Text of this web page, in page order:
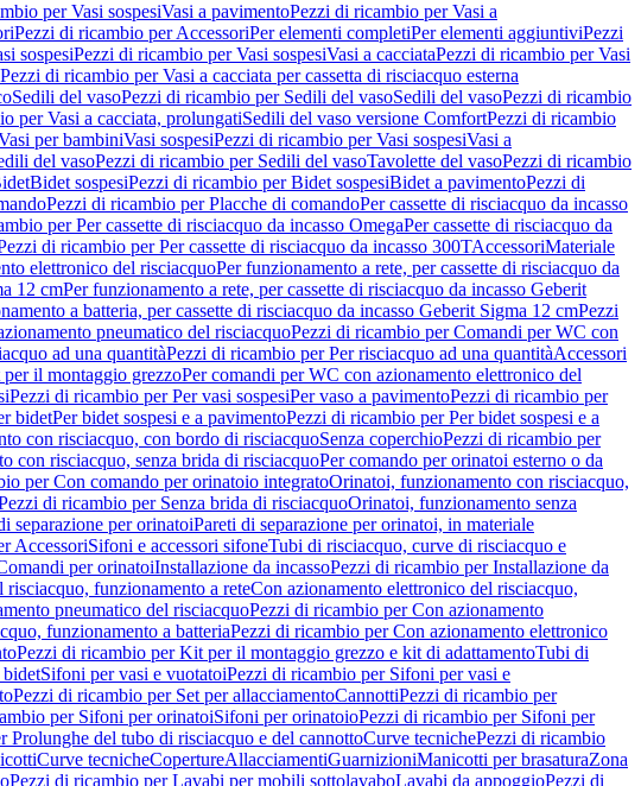
per Vasi sospesiVasi a pavimentoPezzi di ricambio per Vasi a
Pezzi di ricambio per AccessoriPer elementi completiPer elementi aggiuntiviPezzi
sospesiPezzi di ricambio per Vasi sospesiVasi a cacciataPezzi di ricambio per Vasi
Pezzi di ricambio per Vasi a cacciata per cassetta di risciacquo esterna
Sedili del vasoPezzi di ricambio per Sedili del vasoSedili del vasoPezzi di ricambio
per Vasi a cacciata, prolungatiSedili del vaso versione ComfortPezzi di ricambio
per bambiniVasi sospesiPezzi di ricambio per Vasi sospesiVasi a
del vasoPezzi di ricambio per Sedili del vasoTavolette del vasoPezzi di ricambio
Bidet sospesiPezzi di ricambio per Bidet sospesiBidet a pavimentoPezzi di
Pezzi di ricambio per Placche di comandoPer cassette di risciacquo da incasso
per Per cassette di risciacquo da incasso OmegaPer cassette di risciacquo da
di ricambio per Per cassette di risciacquo da incasso 300TAccessoriMateriale
elettronico del risciacquoPer funzionamento a rete, per cassette di risciacquo da
12 cmPer funzionamento a rete, per cassette di risciacquo da incasso Geberit
a batteria, per cassette di risciacquo da incasso Geberit Sigma 12 cmPezzi
pneumatico del risciacquoPezzi di ricambio per Comandi per WC con
ad una quantitàPezzi di ricambio per Per risciacquo ad una quantitàAccessori
il montaggio grezzoPer comandi per WC con azionamento elettronico del
Pezzi di ricambio per Per vasi sospesiPer vaso a pavimentoPezzi di ricambio per
bidetPer bidet sospesi e a pavimentoPezzi di ricambio per Per bidet sospesi e a
con risciacquo, con bordo di risciacquoSenza coperchioPezzi di ricambio per
con risciacquo, senza brida di risciacquoPer comando per orinatoi esterno o da
per Con comando per orinatoio integratoOrinatoi, funzionamento con risciacquo,
di ricambio per Senza brida di risciacquoOrinatoi, funzionamento senza
separazione per orinatoiPareti di separazione per orinatoi, in materiale
AccessoriSifoni e accessori sifoneTubi di risciacquo, curve di risciacquo e
per orinatoiInstallazione da incassoPezzi di ricambio per Installazione da
funzionamento a reteCon azionamento elettronico del risciacquo,
pneumatico del risciacquoPezzi di ricambio per Con azionamento
funzionamento a batteriaPezzi di ricambio per Con azionamento elettronico
Pezzi di ricambio per Kit per il montaggio grezzo e kit di adattamentoTubi di
Sifoni per vasi e vuotatoiPezzi di ricambio per Sifoni per vasi e
Pezzi di ricambio per Set per allacciamentoCannottiPezzi di ricambio per
per Sifoni per orinatoiSifoni per orinatoioPezzi di ricambio per Sifoni per
Prolunghe del tubo di risciacquo e del cannottoCurve tecnichePezzi di ricambio
Curve tecnicheCopertureAllacciamentiGuarnizioniManicotti per brasaturaZona
Pezzi di ricambio per Lavabi per mobili sottolavaboLavabi da appoggioPezzi di